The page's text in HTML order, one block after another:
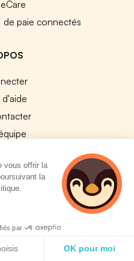
de paie connectés
SideCare
vous offrir la
la
par
OK pour moi
2 personnes
consultent
actuellement cette